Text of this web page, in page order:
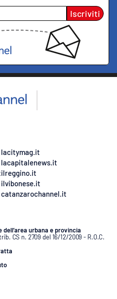
Iscriviti
lacitymag.it
lacapitalenews.it
ilreggino.it
ilvibonese.it
catanzarochannel.it
dell’area urbana e provincia
CS n. 2709 del 16/12/2009 - R.O.C.